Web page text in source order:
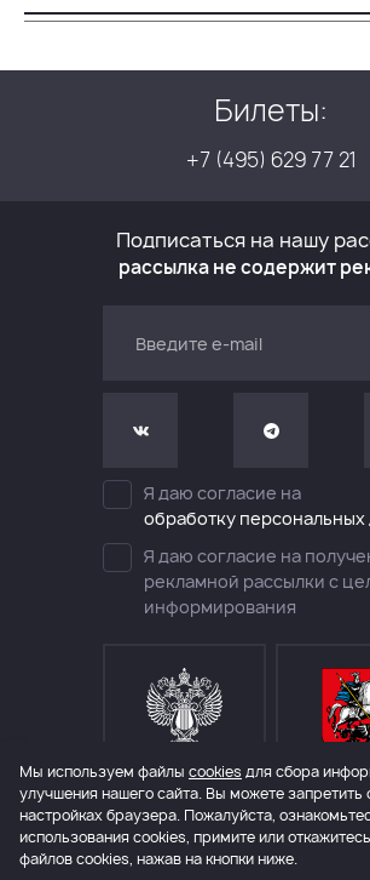
Билеты:
+7 (495) 629 77 21
Подписаться на нашу
рассылка не содержит
Я даю согласие на
обработку
Я даю согласие на
рекламной рассылки с
информирования
МИНИСТЕРСТВО КУЛЬТУРЫ
РОССИЙСКОЙ ФЕДЕРАЦИИ
ДЕПАРТАМЕНТ
ГОРОДА
© 2006 – 2026 Международный театральный
Мы используем файлы cookies для сбора
улучшения нашего сайта. Вы можете запретить
настройках браузера. Пожалуйста,
использования cookies, примите или
файлов cookies, нажав на кнопки ниже.